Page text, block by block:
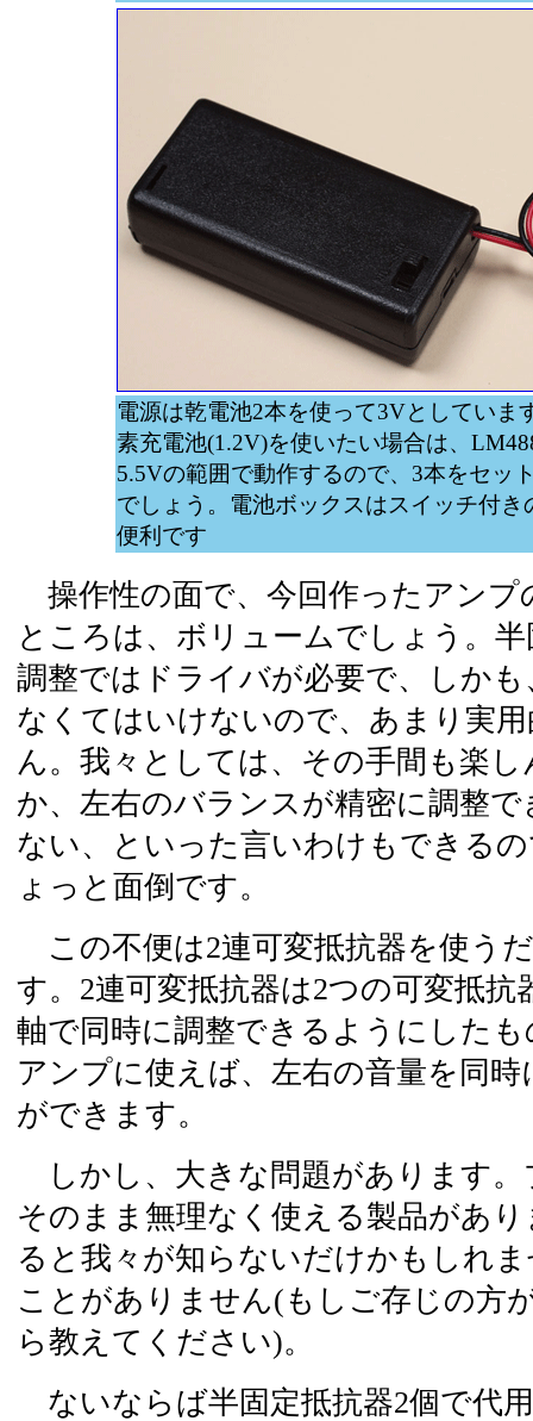
電源は乾電池2本を使って3Vとしていま
素充電池(1.2V)を使いたい場合は、
5.5Vの範囲で動作するので、3本をセッ
でしょう。電池ボックスはスイッチ付き
便利です
操作性の面で、今回作ったアンプ
ところは、ボリュームでしょう。
調整ではドライバが必要で、しか
なくてはいけないので、あまり実
ん。我々としては、その手間も楽
か、左右のバランスが精密に調整
ない、といった言いわけもできる
ょっと面倒です。
この不便は2連可変抵抗器を使う
す。2連可変抵抗器は2つの可変抵抗
軸で同時に調整できるようにした
アンプに使えば、左右の音量を同
ができます。
しかし、大きな問題があります。
そのまま無理なく使える製品があ
ると我々が知らないだけかもしれ
ことがありません(もしご存じの方
ら教えてください)。
ないならば半固定抵抗器2個で代